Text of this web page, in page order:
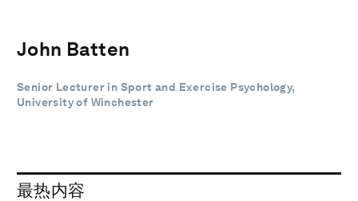
John Batten
Senior Lecturer in Sport and Exercise Psychology,
University of Winchester
最热内容